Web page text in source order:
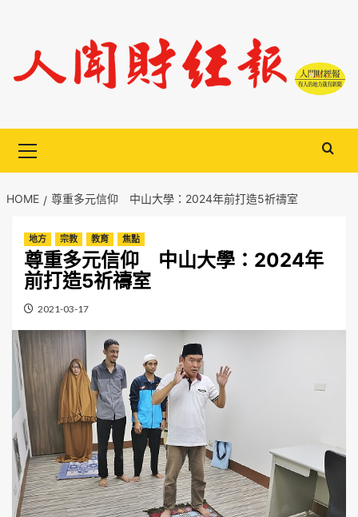
content
Menu
HOME 尊重多元信仰 中山大學：2024年前打造5祈禱室
地方 宗教 教育 焦點
尊重多元信仰 中山大學：2024年
前打造5祈禱室
2021-03-17